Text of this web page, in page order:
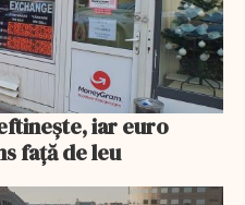
iar euro
faţă de leu